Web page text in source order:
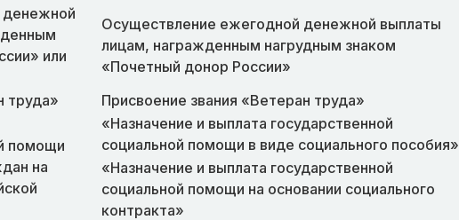
денежной
или
Осуществление ежегодной денежной выплаты
лицам, награжденным нагрудным знаком
«Почетный донор России»
труда» Присвоение звания «Ветеран труда»
помощи
на
«Назначение и выплата государственной
социальной помощи в виде социального пособия»
«Назначение и выплата государственной
социальной помощи на основании социального
контракта»